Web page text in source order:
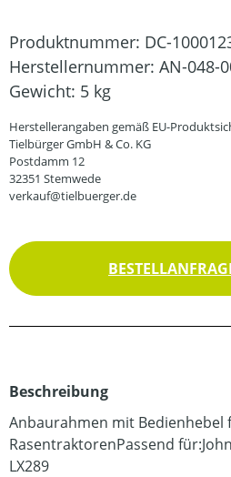
Produktnummer: DC-
Herstellernummer: AN-048-
Gewicht: 5 kg
Herstellerangaben gemäß EU-
Tielbürger GmbH & Co. KG
Postdamm 12
32351 Stemwede
verkauf@tielbuerger.de
Beschreibung
Anbaurahmen mit Bedienhebel
RasentraktorenPassend
LX289